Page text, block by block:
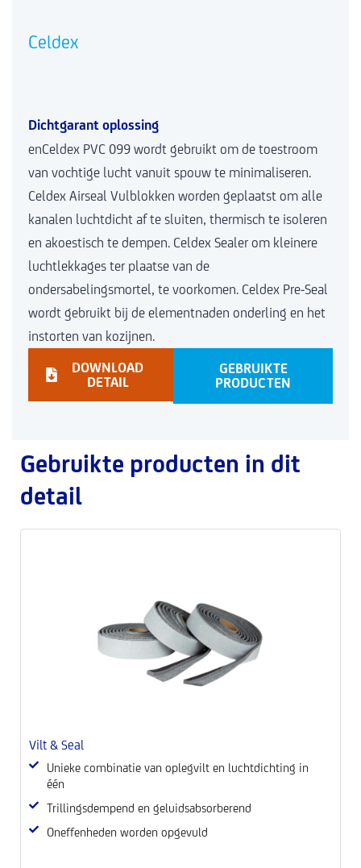
Celdex
Dichtgarant oplossing
enCeldex PVC 099 wordt gebruikt om de toestroom
van vochtige lucht vanuit spouw te minimaliseren.
Celdex Airseal Vulblokken worden geplaatst om alle
kanalen luchtdicht af te sluiten, thermisch te isoleren
en akoestisch te dempen. Celdex Sealer om kleinere
luchtlekkages ter plaatse van de
ondersabelingsmortel, te voorkomen. Celdex Pre-Seal
wordt gebruikt bij de elementnaden onderling en het
instorten van kozijnen.
DOWNLOAD
DETAIL
GEBRUIKTE
PRODUCTEN
Gebruikte producten in dit
detail
Vilt & Seal
Unieke combinatie van oplegvilt en luchtdichting in
één
Trillingsdempend en geluidsabsorberend
Oneffenheden worden opgevuld